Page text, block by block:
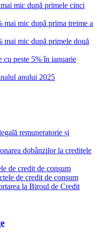
mic după primele cinci
mic după prima treime a
mic după primele două
peste 5% în ianuarie
anului 2025
remuneratorie și
dobânzilor la creditele
de credit de consum
de credit de consum
la Biroul de Credit